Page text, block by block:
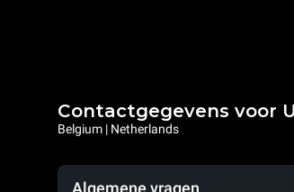
Contactgegevens voor
Belgium | Netherlands
Algemene vragen